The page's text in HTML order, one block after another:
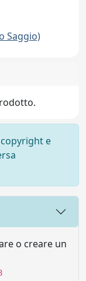
Saggio)
e
o creare un